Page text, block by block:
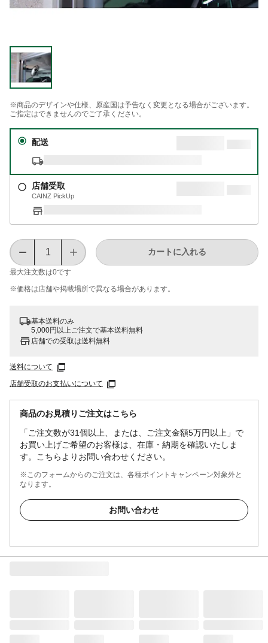
※商品のデザインや仕様、原産国は予告なく変更となる場合がございます。
ご指定はできませんのでご了承ください。
配送
店舗受取
CAINZ PickUp
最大注文数は0です
カートに入れる
※価格は​店舗や​掲載場所で​異なる​場合が​あります。
基本送料のみ
5,000円以上ご注文で基本送料無料
店舗での受取は送料無料
送料について
店舗受取のお支払いについて
商品のお見積りご注文はこちら
「ご注文数が31個以上、または、ご注文金額5万円以上」で
お買い上げご希望のお客様は、在庫・納期を確認いたしま
す。こちらよりお問い合わせください。
※このフォームからのご注文は、各種ポイントキャンペーン対象外と
なります。
お問い合わせ